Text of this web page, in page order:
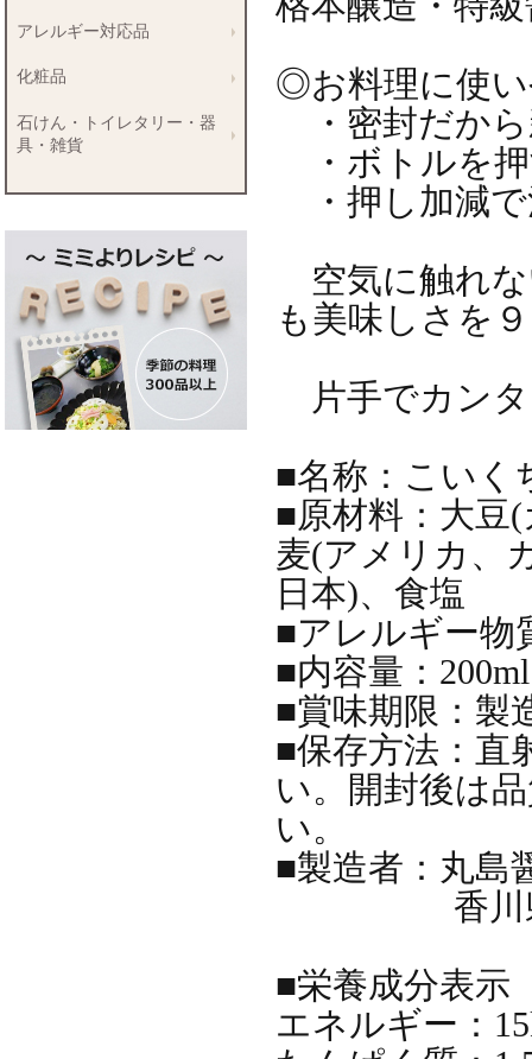
◎お料理に使い
・密封だから
・ボトルを押
・押し加減で
空気に触れな
も美味しさを
片手でカンタ
■名称：こいく
■原材料：大豆
麦(アメリカ、
日本)、食塩
■アレルギー物
■内容量：200ml
■賞味期限：製
■保存方法：直
い。開封後は
い。
■製造者：丸島
香川県小豆
■栄養成分表示
エネルギー：
アレルギー対応品
化粧品
石けん・トイレタリー・器
具・雑貨